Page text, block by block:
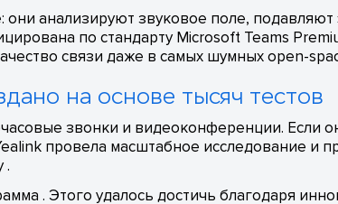
анализируют звуковое поле,
по стандарту Microsoft Teams
связи даже в самых шумных open-
на основе тысяч тестов
звонки и видеоконференции. Если
провела масштабное исследование и
.
. Этого удалось достичь благодаря